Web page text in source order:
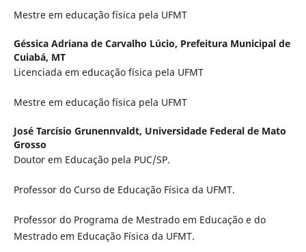
Mestre em educação física pela UFMT
Géssica Adriana de Carvalho Lúcio, Prefeitura Municipal de
Cuiabá, MT
Licenciada em educação física pela UFMT
Mestre em educação física pela UFMT
José Tarcísio Grunennvaldt, Universidade Federal de Mato
Grosso
Doutor em Educação pela PUC/SP.
Professor do Curso de Educação Física da UFMT.
Professor do Programa de Mestrado em Educação e do
Mestrado em Educação Física da UFMT.